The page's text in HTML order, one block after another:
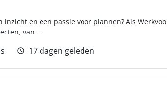
en een passie voor plannen? Als
van...
17 dagen geleden